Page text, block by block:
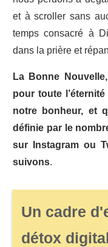
et à scroller sans
temps consacré à
dans la prière et
La Bonne
pour toute
notre bonheur, et
définie par le
sur Instagram ou
suivons.
Un cadre
détox